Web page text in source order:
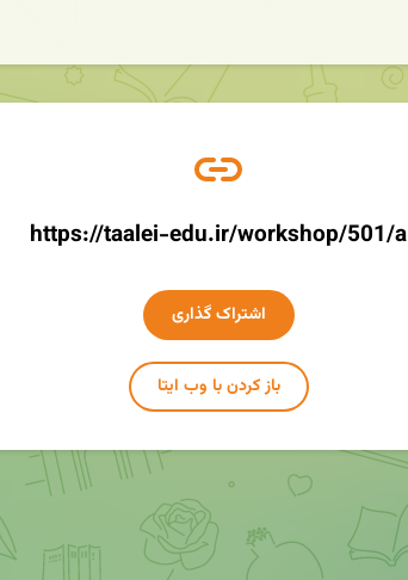
https://taalei-edu.ir/workshop/501/a
اشتراک گذاری
باز کردن با وب ایتا